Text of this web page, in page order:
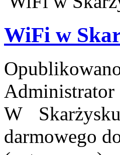
WiFi w
Administrator
W
darmowego